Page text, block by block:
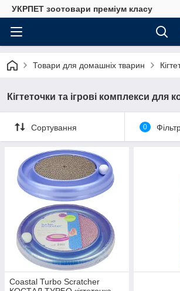
УКРПЕТ зоотовари преміум класу
Товари для домашніх тварин
Кігтеточки та ігрові комплекси для
Сортування 0
Coastal Turbo Scratcher